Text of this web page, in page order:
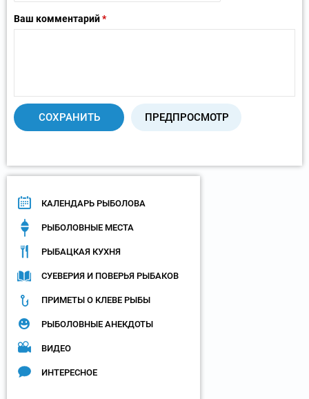
Ваш комментарий*
КАЛЕНДАРЬ РЫБОЛОВА
РЫБОЛОВНЫЕ МЕСТА
РЫБАЦКАЯ КУХНЯ
СУЕВЕРИЯ И ПОВЕРЬЯ РЫБАКОВ
ПРИМЕТЫ О КЛЕВЕ РЫБЫ
РЫБОЛОВНЫЕ АНЕКДОТЫ
ВИДЕО
ИНТЕРЕСНОЕ